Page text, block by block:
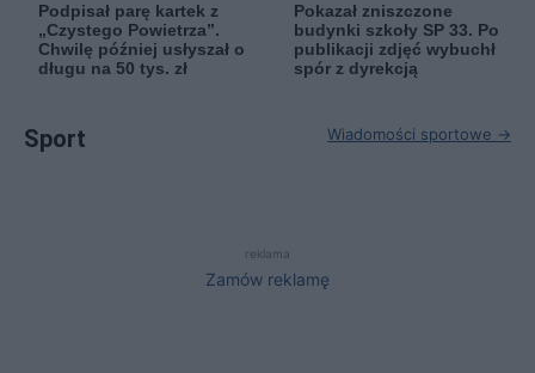
Podpisał parę kartek z
„Czystego Powietrza”.
Chwilę później usłyszał o
długu na 50 tys. zł
Pokazał zniszczone
budynki szkoły SP 33. Po
publikacji zdjęć wybuchł
spór z dyrekcją
Sport Wiadomości sportowe →
reklama
Zamów reklamę